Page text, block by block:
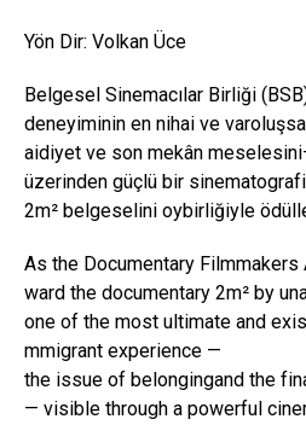
Yön Dir: Volkan Üce
Belgesel Sinemacılar Birliği
deneyiminin en nihai ve
aidiyet ve son mekân
üzerinden güçlü bir
2m² belgeselini oybirliğiyle
As the Documentary
ward the documentary 2m² by
one of the most ultimate and
mmigrant experience —
the issue of belongingand the
— visible through a powerful